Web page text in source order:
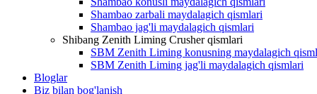
Shambao zarbali maydalagich qismlari
Shambao jag'li maydalagich qismlari
Shibang Zenith Liming Crusher qismlari
SBM Zenith Liming konusning maydalagich
SBM Zenith Liming jag'li maydalagich qismlari
Bloglar
Biz bilan bog'lanish